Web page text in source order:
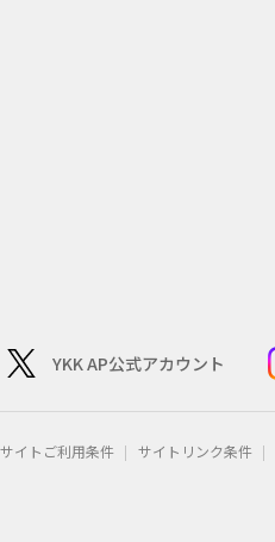
YKK AP公式アカウント
サイトご利用条件 サイトリンク条件